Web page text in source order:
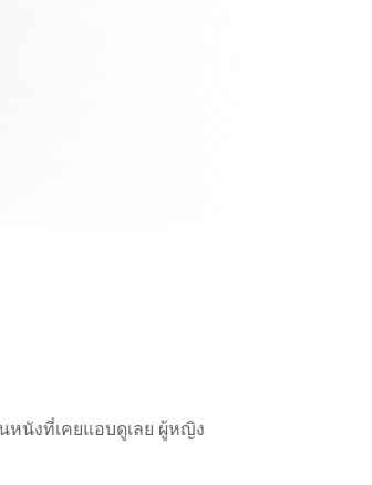
หนังที่เคยแอบดูเลย ผู้หญิง